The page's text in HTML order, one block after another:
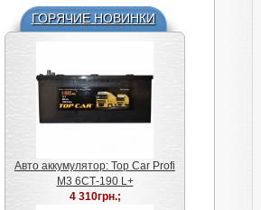
Silver (Варта 574402075)
6СТ-74 R+ E38
4 800грн.;
ГОРЯЧИЕ НОВИНКИ
Авто аккумулятор: Top Car Profi
M3 6СТ-190 L+
4 310грн.;